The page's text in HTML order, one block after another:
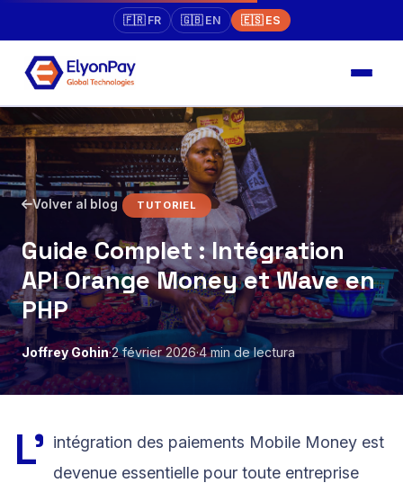
🇫🇷 FR 🇬🇧 EN 🇪🇸 ES
Volver al blog TUTORIEL
Guide Complet : Intégration
API Orange Money et Wave en
PHP
Joffrey Gohin·2 février 2026·4 min de lectura
L' intégration des paiements Mobile Money est
devenue essentielle pour toute entreprise